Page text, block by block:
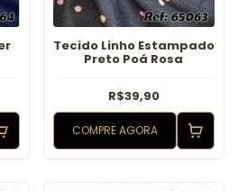
Tecido Linho Estampado
Preto Poá Rosa
R$39,90
COMPRE AGORA